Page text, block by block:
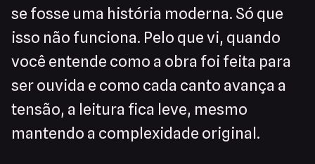
se fosse uma história moderna. Só que
isso não funciona. Pelo que vi, quando
você entende como a obra foi feita para
ser ouvida e como cada canto avança a
tensão, a leitura fica leve, mesmo
mantendo a complexidade original.